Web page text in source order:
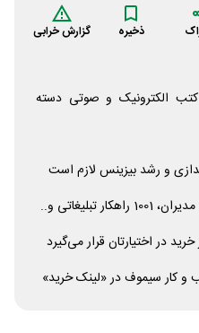
ذخیره گزارش خرابی
کتب الکترونیک و صوتی دسته
و رشد بیزینس لازم است
تبلیغاتی و..
در اختیارتان قرار می‌گیرد
کار سیموف در «لینک خرید»